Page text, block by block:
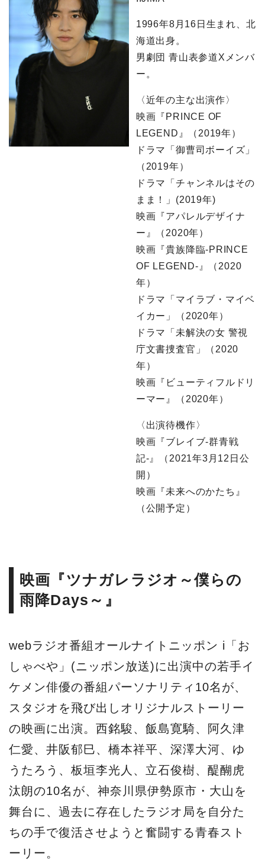
1996年8月16日生まれ、北
海道出身。
男劇団 青山表参道Xメンバ
ー。
〈近年の主な出演作〉
映画『PRINCE OF
LEGEND』（2019年）
ドラマ「御曹司ボーイズ」
（2019年）
ドラマ「チャンネルはその
まま！」(2019年)
映画『アパレルデザイナ
ー』（2020年）
映画『貴族降臨-PRINCE
OF LEGEND-』（2020
年）
ドラマ「マイラブ・マイベ
イカー」（2020年）
ドラマ「未解決の女 警視
庁文書捜査官」（2020
年）
映画『ビューティフルドリ
ーマー』（2020年）
〈出演待機作〉
映画『ブレイブ-群青戦
記-』（2021年3月12日公
開）
映画『未来へのかたち』
（公開予定）
映画『ツナガレラジオ～僕らの
雨降Days～』
webラジオ番組オールナイトニッポン i「お
しゃべや」(ニッポン放送)に出演中の若手イ
ケメン俳優の番組パーソナリティ10名が、
スタジオを飛び出しオリジナルストーリー
の映画に出演。西銘駿、飯島寛騎、阿久津
仁愛、井阪郁巳、橋本祥平、深澤大河、ゆ
うたろう、板垣李光人、立石俊樹、醍醐虎
汰朗の10名が、神奈川県伊勢原市・大山を
舞台に、過去に存在したラジオ局を自分た
ちの手で復活させようと奮闘する青春スト
ーリー。